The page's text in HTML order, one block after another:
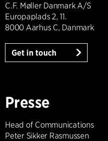
C.F. Møller Danmark A/S
Europaplads 2, 11.
8000 Aarhus C, Danmark
Get in touch
Presse
Head of Communications
Peter Sikker Rasmussen